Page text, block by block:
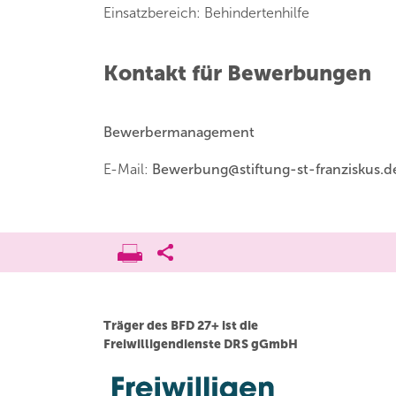
Einsatzbereich: Behindertenhilfe
Kontakt für Bewerbungen
Bewerbermanagement
E-Mail: Bewerbung@stiftung-st-
Träger des BFD 27+ ist die
Freiwilligendienste DRS gGmbH